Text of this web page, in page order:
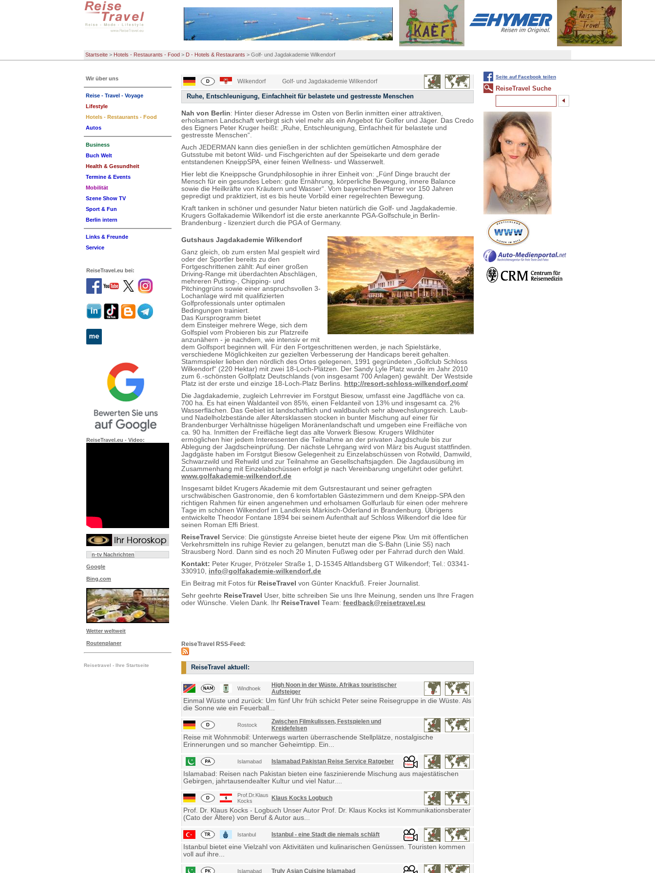
Startseite > Hotels - Restaurants - Food > D - Hotels & Restaurants > Golf- und Jagdakademie Wilkendorf
Wilkendorf Golf- und Jagdakademie Wilkendorf
Ruhe, Entschleunigung, Einfachheit für belastete und gestresste Menschen
Nah von Berlin: Hinter dieser Adresse im Osten von Berlin inmitten einer attraktiven,
erholsamen Landschaft verbirgt sich viel mehr als ein Angebot für Golfer und Jäger. Das Credo
des Eigners Peter Kruger heißt: „Ruhe, Entschleunigung, Einfachheit für belastete und
gestresste Menschen“.
Auch JEDERMAN kann dies genießen in der schlichten gemütlichen Atmosphäre der
Gutsstube mit betont Wild- und Fischgerichten auf der Speisekarte und dem gerade
entstandenen KneippSPA, einer feinen Wellness- und Wasserwelt.
Hier lebt die Kneippsche Grundphilosophie in ihrer Einheit von: „Fünf Dinge braucht der
Mensch für ein gesundes Leben: gute Ernährung, körperliche Bewegung, innere Balance
sowie die Heilkräfte von Kräutern und Wasser“. Vom bayerischen Pfarrer vor 150 Jahren
gepredigt und praktiziert, ist es bis heute Vorbild einer regelrechten Bewegung.
Kraft tanken in schöner und gesunder Natur bieten natürlich die Golf- und Jagdakademie.
Krugers Golfakademie Wilkendorf ist die erste anerkannte PGA-Golfschule in Berlin-
Brandenburg - lizenziert durch die PGA of Germany.
Gutshaus Jagdakademie Wilkendorf
Ganz gleich, ob zum ersten Mal gespielt wird
oder der Sportler bereits zu den
Fortgeschrittenen zählt: Auf einer großen
Driving-Range mit überdachten Abschlägen,
mehreren Putting-, Chipping- und
Pitchinggrüns sowie einer anspruchsvollen 3-
Lochanlage wird mit qualifizierten
Golfprofessionals unter optimalen
Bedingungen trainiert.
Das Kursprogramm bietet
dem Einsteiger mehrere Wege, sich dem
Golfspiel vom Probieren bis zur Platzreife
anzunähern - je nachdem, wie intensiv er mit
dem Golfsport beginnen will. Für den Fortgeschrittenen werden, je nach Spielstärke,
verschiedene Möglichkeiten zur gezielten Verbesserung der Handicaps bereit gehalten.
Stammspieler lieben den nördlich des Ortes gelegenen, 1991 gegründeten „Golfclub Schloss
Wilkendorf“ (220 Hektar) mit zwei 18-Loch-Plätzen. Der Sandy Lyle Platz wurde im Jahr 2010
zum 6.-schönsten Golfplatz Deutschlands (von insgesamt 700 Anlagen) gewählt. Der Westside
Platz ist der erste und einzige 18-Loch-Platz Berlins. http://resort-schloss-wilkendorf.com/
Die Jagdakademie, zugleich Lehrrevier im Forstgut Biesow, umfasst eine Jagdfläche von ca.
700 ha. Es hat einen Waldanteil von 85%, einen Feldanteil von 13% und insgesamt ca. 2%
Wasserflächen. Das Gebiet ist landschaftlich und waldbaulich sehr abwechslungsreich. Laub-
und Nadelholzbestände aller Altersklassen stocken in bunter Mischung auf einer für
Brandenburger Verhältnisse hügeligen Moränenlandschaft und umgeben eine Freifläche von
ca. 90 ha. Inmitten der Freifläche liegt das alte Vorwerk Biesow. Krugers Wildhüter
ermöglichen hier jedem Interessenten die Teilnahme an der privaten Jagdschule bis zur
Ablegung der Jagdscheinprüfung. Der nächste Lehrgang wird von März bis August stattfinden.
Jagdgäste haben im Forstgut Biesow Gelegenheit zu Einzelabschüssen von Rotwild, Damwild,
Schwarzwild und Rehwild und zur Teilnahme an Gesellschaftsjagden. Die Jagdausübung im
Zusammenhang mit Einzelabschüssen erfolgt je nach Vereinbarung ungeführt oder geführt.
www.golfakademie-wilkendorf.de
Insgesamt bildet Krugers Akademie mit dem Gutsrestaurant und seiner gefragten
urschwäbischen Gastronomie, den 6 komfortablen Gästezimmern und dem Kneipp-SPA den
richtigen Rahmen für einen angenehmen und erholsamen Golfurlaub für einen oder mehrere
Tage im schönen Wilkendorf im Landkreis Märkisch-Oderland in Brandenburg. Übrigens
entwickelte Theodor Fontane 1894 bei seinem Aufenthalt auf Schloss Wilkendorf die Idee für
seinen Roman Effi Briest.
ReiseTravel Service: Die günstigste Anreise bietet heute der eigene Pkw. Um mit öffentlichen
Verkehrsmitteln ins ruhige Revier zu gelangen, benutzt man die S-Bahn (Linie S5) nach
Strausberg Nord. Dann sind es noch 20 Minuten Fußweg oder per Fahrrad durch den Wald.
Kontakt: Peter Kruger, Prötzeler Straße 1, D-15345 Altlandsberg GT Wilkendorf; Tel.: 03341-
330910, info@golfakademie-wilkendorf.de
Ein Beitrag mit Fotos für ReiseTravel von Günter Knackfuß. Freier Journalist.
Sehr geehrte ReiseTravel User, bitte schreiben Sie uns Ihre Meinung, senden uns Ihre Fragen
oder Wünsche. Vielen Dank. Ihr ReiseTravel Team: feedback@reisetravel.eu
ReiseTravel RSS-Feed:
ReiseTravel aktuell:
Windhoek
High Noon in der Wüste. Afrikas touristischer
Aufsteiger
Einmal Wüste und zurück: Um fünf Uhr früh schickt Peter seine Reisegruppe in die Wüste. Als
die Sonne wie ein Feuerball...
Rostock
Zwischen Filmkulissen, Festspielen und
Kreidefelsen
Reise mit Wohnmobil: Unterwegs warten überraschende Stellplätze, nostalgische
Erinnerungen und so mancher Geheimtipp. Ein...
Islamabad Islamabad Pakistan Reise Service Ratgeber
Islamabad: Reisen nach Pakistan bieten eine faszinierende Mischung aus majestätischen
Gebirgen, jahrtausendealter Kultur und viel Natur....
Prof.Dr.Klaus
Kocks
Klaus Kocks Logbuch
Prof. Dr. Klaus Kocks - Logbuch Unser Autor Prof. Dr. Klaus Kocks ist Kommunikationsberater
(Cato der Ältere) von Beruf & Autor aus...
Istanbul Istanbul - eine Stadt die niemals schläft
Istanbul bietet eine Vielzahl von Aktivitäten und kulinarischen Genüssen. Touristen kommen
voll auf ihre...
Islamabad Truly Asian Cuisine Islamabad
Wir über uns
Reise - Travel - Voyage
Lifestyle
Hotels - Restaurants - Food
Autos
Business
Buch Welt
Health & Gesundheit
Termine & Events
Mobilität
Szene Show TV
Sport & Fun
Berlin intern
Links & Freunde
Service
ReiseTravel.eu bei:
ReiseTravel.eu - Video:
n-tv Nachrichten
Google
Bing.com
Wetter weltweit
Routenplaner
Reisetravel - Ihre Startseite
Seite auf Facebook teilen
ReiseTravel Suche